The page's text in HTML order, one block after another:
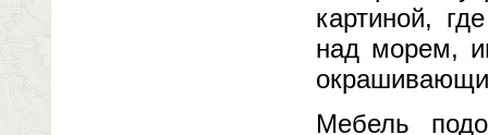
картиной,
над морем,
Мебель